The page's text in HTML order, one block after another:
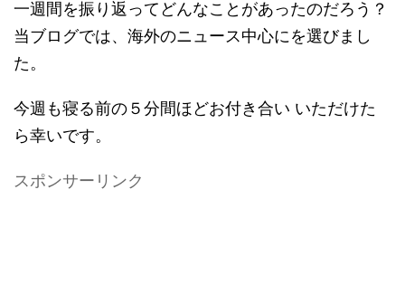
一週間を振り返ってどんなことがあったのだろう？
当ブログでは、海外のニュース中心にを選びまし
た。
今週も寝る前の５分間ほどお付き合い いただけた
ら幸いです。
スポンサーリンク